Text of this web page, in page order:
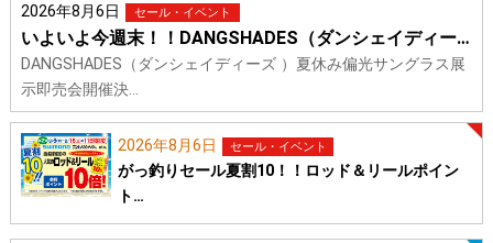
2026年8月6日 セール・イベント
いよいよ今週末！！DANGSHADES（ダンシェイディー…
DANGSHADES（ダンシェイディーズ ）夏休み偏光サングラス展
示即売会開催決…
2026年8月6日 セール・イベント
がっ釣りセール夏割10！！ロッド＆リールポイン
ト…